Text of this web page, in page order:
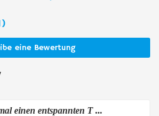
eine Bewertung
einen entspannten T ...